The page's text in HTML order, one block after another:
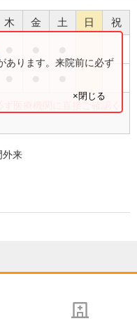
木 金 土 日 祝
医療機関に直接ご確認く
あります。来院前に必ず
×閉じる
外来